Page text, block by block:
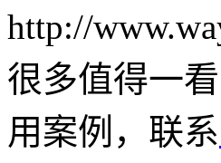
http://
很多值得一
用案例，联系